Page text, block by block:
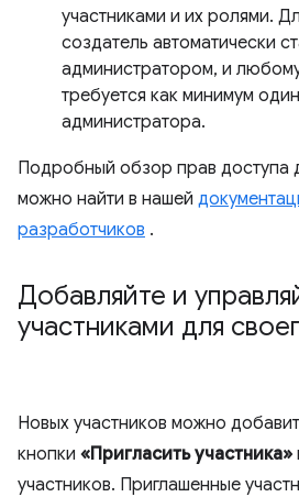
участниками и их ролями.
создатель автоматически
администратором, и
требуется как минимум
администратора.
Подробный обзор прав доступа
можно найти в нашей
разработчиков .
Добавляйте и
участниками для
Новых участников можно
кнопки «Пригласить участника»
участников. Приглашенные